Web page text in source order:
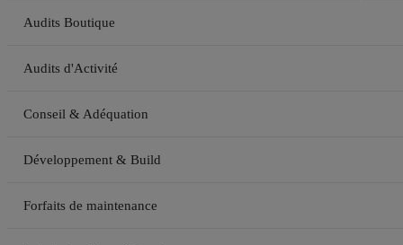
Audits Boutique
Audits d'Activité
Conseil & Adéquation
Développement & Build
Forfaits de maintenance